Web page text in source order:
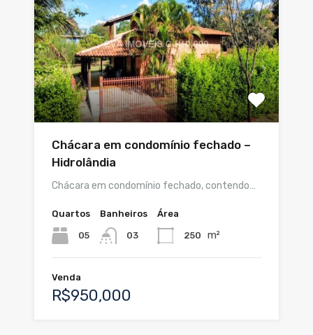
Chácara em condomínio fechado –
Hidrolândia
Chácara em condomínio fechado, contendo…
Quartos
05
Banheiros
03
Área
250 m²
Venda
R$950,000